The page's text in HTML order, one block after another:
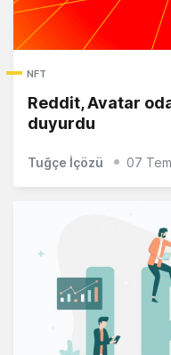
NFT
Reddit, Avatar
duyurdu
Tuğçe İçözü 07